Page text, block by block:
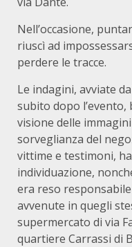
Nell’occasione,
riuscì ad
perdere le tracce.
Le indagini, avviate
subito dopo
visione delle
sorveglianza del
vittime e testimoni,
individuazione,
era reso
avvenute in quegli
supermercato di via
quartiere Carrassi di